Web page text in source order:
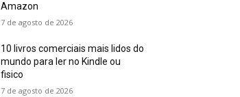
Amazon
7 de agosto de 2026
10 livros comerciais mais lidos do
mundo para ler no Kindle ou
fisico
7 de agosto de 2026